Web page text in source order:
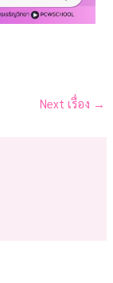
Next เรื่อง →